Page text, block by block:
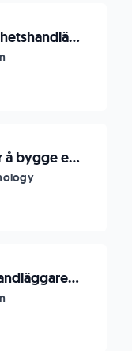
Senior säkerhetshandläggare
Er du klar for å bygge eller videreutvikle din karriere innen teknisk sikkerhet?
Strategisk handläggare för Nationella frågor